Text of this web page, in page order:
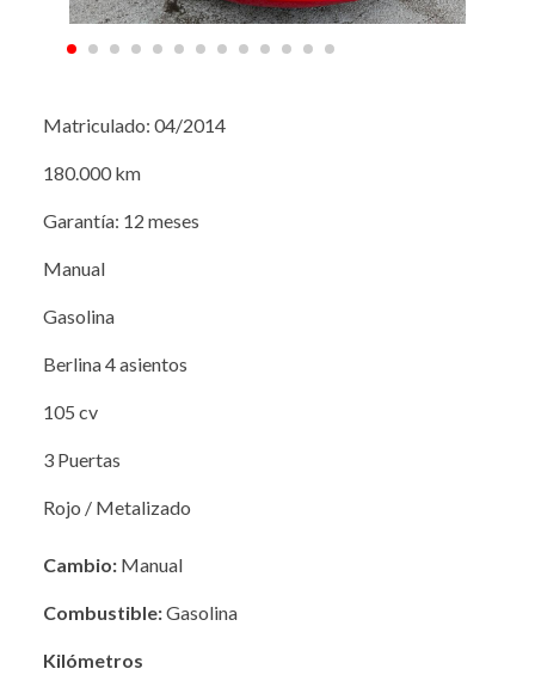
Matriculado: 04/2014
180.000 km
Garantía: 12 meses
Manual
Gasolina
Berlina 4 asientos
105 cv
3 Puertas
Rojo / Metalizado
Cambio: Manual
Combustible:Gasolina
Kilómetros